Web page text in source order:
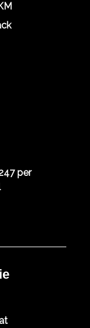
per